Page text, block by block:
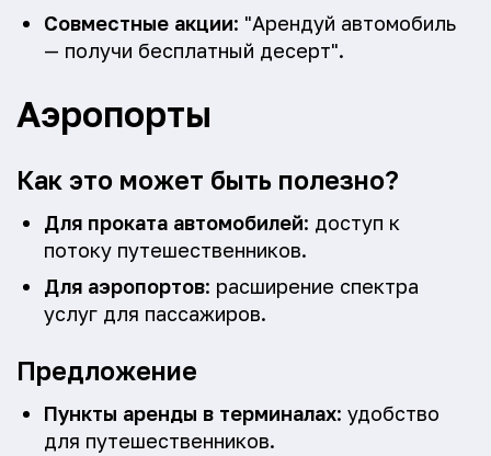
Совместные акции: "Арендуй автомобиль
— получи бесплатный десерт".
Аэропорты
Как это может быть полезно?
Для проката автомобилей: доступ к
потоку путешественников.
Для аэропортов: расширение спектра
услуг для пассажиров.
Предложение
Пункты аренды в терминалах: удобство
для путешественников.